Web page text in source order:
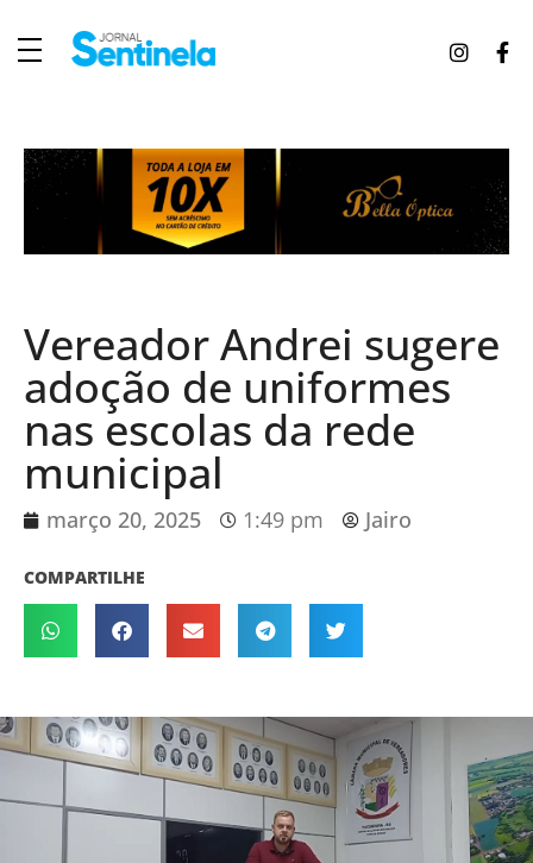
Vereador Andrei sugere
adoção de uniformes
nas escolas da rede
municipal
março 20, 2025 1:49 pm Jairo
COMPARTILHE